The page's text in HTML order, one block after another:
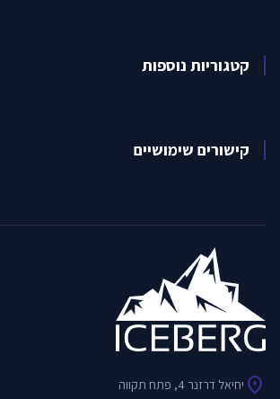
קטגוריות נוספות
קישורים שימושיים
location_on יחיאל דרזנר 4, פתח תקווה